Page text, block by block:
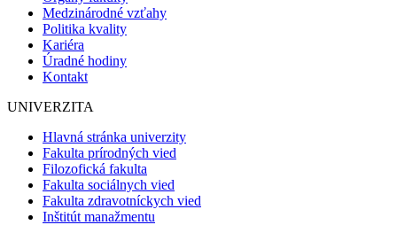
Medzinárodné vzťahy
Politika kvality
Kariéra
Úradné hodiny
Kontakt
UNIVERZITA
Hlavná stránka univerzity
Fakulta prírodných vied
Filozofická fakulta
Fakulta sociálnych vied
Fakulta zdravotníckych vied
Inštitút manažmentu